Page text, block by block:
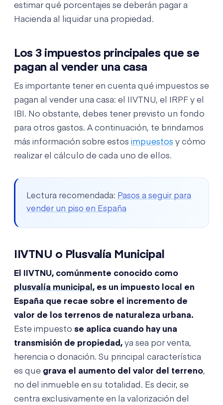
estimar qué porcentajes se deberán pagar a
Hacienda al liquidar una propiedad.
Los 3 impuestos principales que se
pagan al vender una casa
Es importante tener en cuenta qué impuestos se
pagan al vender una casa: el IIVTNU, el IRPF y el
IBI. No obstante, debes tener previsto un fondo
para otros gastos. A continuación, te brindamos
más información sobre estos impuestos y cómo
realizar el cálculo de cada uno de ellos.
Lectura recomendada: Pasos a seguir para
vender un piso en España
IIVTNU o Plusvalía Municipal
El IIVTNU, comúnmente conocido como
plusvalía municipal , es un impuesto local en
España que recae sobre el incremento de
valor de los terrenos de naturaleza urbana.
Este impuesto se aplica cuando hay una
transmisión de propiedad, ya sea por venta,
herencia o donación. Su principal característica
es que grava el aumento del valor del terreno,
no del inmueble en su totalidad. Es decir, se
centra exclusivamente en la valorización del